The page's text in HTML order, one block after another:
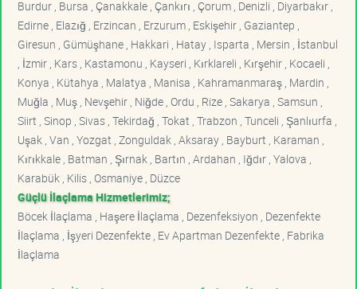
Burdur , Bursa , Çanakkale , Çankırı , Çorum , Denizli , Diyarbakır ,
Edirne , Elazığ , Erzincan , Erzurum , Eskişehir , Gaziantep ,
Giresun , Gümüşhane , Hakkari , Hatay , Isparta , Mersin , İstanbul
, İzmir , Kars , Kastamonu , Kayseri , Kırklareli , Kırşehir , Kocaeli ,
Konya , Kütahya , Malatya , Manisa , Kahramanmaraş , Mardin ,
Muğla , Muş , Nevşehir , Niğde , Ordu , Rize , Sakarya , Samsun ,
Siirt , Sinop , Sivas , Tekirdağ , Tokat , Trabzon , Tunceli , Şanlıurfa ,
Uşak , Van , Yozgat , Zonguldak , Aksaray , Bayburt , Karaman ,
Kırıkkale , Batman , Şırnak , Bartın , Ardahan , Iğdır , Yalova ,
Karabük , Kilis , Osmaniye , Düzce
Güçlü İlaçlama Hizmetlerimiz;
Böcek İlaçlama , Haşere İlaçlama , Dezenfeksiyon , Dezenfekte
İlaçlama , İşyeri Dezenfekte , Ev Apartman Dezenfekte , Fabrika
İlaçlama